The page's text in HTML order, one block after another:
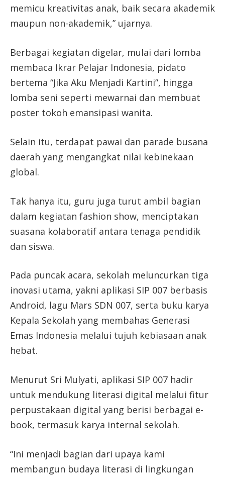
memicu kreativitas anak, baik secara akademik
maupun non-akademik,” ujarnya.
Berbagai kegiatan digelar, mulai dari lomba
membaca Ikrar Pelajar Indonesia, pidato
bertema “Jika Aku Menjadi Kartini”, hingga
lomba seni seperti mewarnai dan membuat
poster tokoh emansipasi wanita.
Selain itu, terdapat pawai dan parade busana
daerah yang mengangkat nilai kebinekaan
global.
Tak hanya itu, guru juga turut ambil bagian
dalam kegiatan fashion show, menciptakan
suasana kolaboratif antara tenaga pendidik
dan siswa.
Pada puncak acara, sekolah meluncurkan tiga
inovasi utama, yakni aplikasi SIP 007 berbasis
Android, lagu Mars SDN 007, serta buku karya
Kepala Sekolah yang membahas Generasi
Emas Indonesia melalui tujuh kebiasaan anak
hebat.
Menurut Sri Mulyati, aplikasi SIP 007 hadir
untuk mendukung literasi digital melalui fitur
perpustakaan digital yang berisi berbagai e-
book, termasuk karya internal sekolah.
“Ini menjadi bagian dari upaya kami
membangun budaya literasi di lingkungan